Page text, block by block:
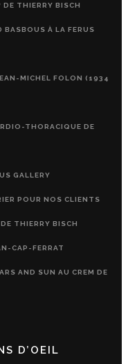
THIERRY BISCH
BASBOUS À LA FERUS
MICHEL FOLON (1934
THORACIQUE DE
GALLERY
POUR NOS CLIENTS
THIERRY BISCH
CAP-FERRAT
AND SUN AU CREM DE
D’OEIL